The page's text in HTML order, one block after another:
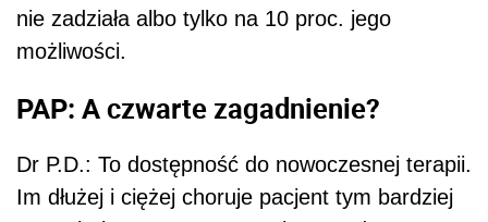
nie zadziała albo tylko na 10 proc. jego
możliwości.
PAP: A czwarte zagadnienie?
Dr P.D.: To dostępność do nowoczesnej terapii.
Im dłużej i ciężej choruje pacjent tym bardziej